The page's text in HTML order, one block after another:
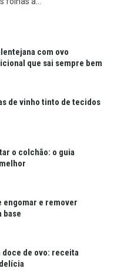
com ovo
que sai sempre bem
de vinho tinto de tecidos
o colchão: o guia
engomar e remover
base
doce de ovo: receita